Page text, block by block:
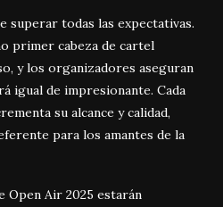
superar todas las expectativas.
primer cabeza de cartel
y los organizadores aseguran
igual de impresionante. Cada
su alcance y calidad,
para los amantes de la
Open Air 2025 estarán